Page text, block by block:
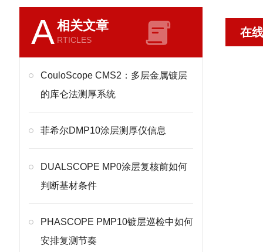
A相关文章
RTICLES
CouloScope CMS2：多层金属镀层
的库仑法测厚系统
菲希尔DMP10涂层测厚仪信息
DUALSCOPE MP0涂层复核前如何
判断基材条件
PHASCOPE PMP10镀层巡检中如何
安排复测节奏
在